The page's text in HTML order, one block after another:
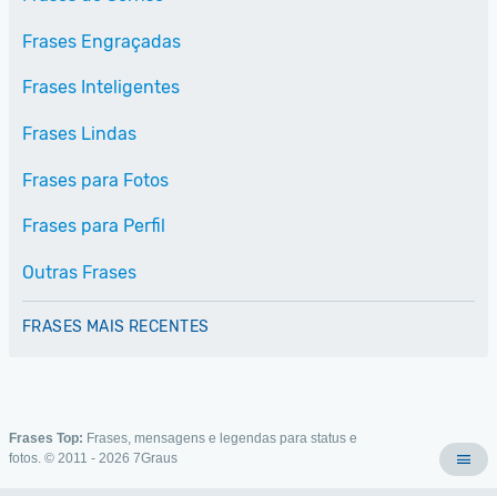
Frases Engraçadas
Frases Inteligentes
Frases Lindas
Frases para Fotos
Frases para Perfil
Outras Frases
FRASES MAIS RECENTES
Frases Top: Frases, mensagens e legendas para status e
fotos. © 2011 - 2026 7Graus